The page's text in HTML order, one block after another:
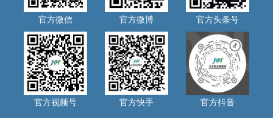
官方微信 官方微博 官方头条号
官方视频号 官方快手 官方抖音